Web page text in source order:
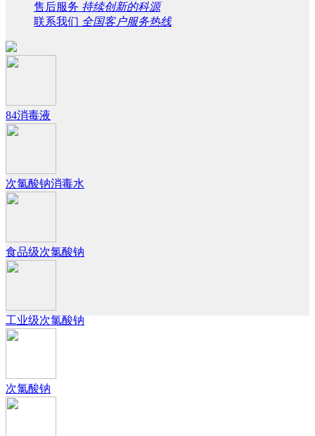
售后服务 持续创新的科源
联系我们 全国客户服务热线
84消毒液
次氯酸钠消毒水
食品级次氯酸钠
工业级次氯酸钠
次氯酸钠